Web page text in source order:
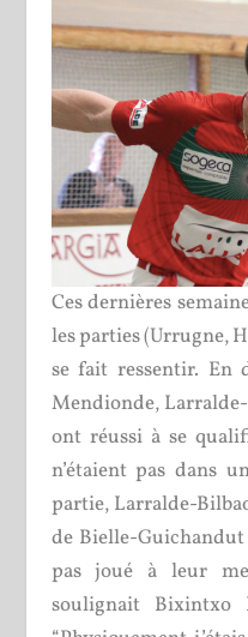
Ces dernières
les parties (Urrugne,
se fait ressentir. En
Mendionde,
ont réussi à se
n’étaient pas dans
partie, Larralde-
de Bielle-
pas joué à leur
soulignait Bixintxo